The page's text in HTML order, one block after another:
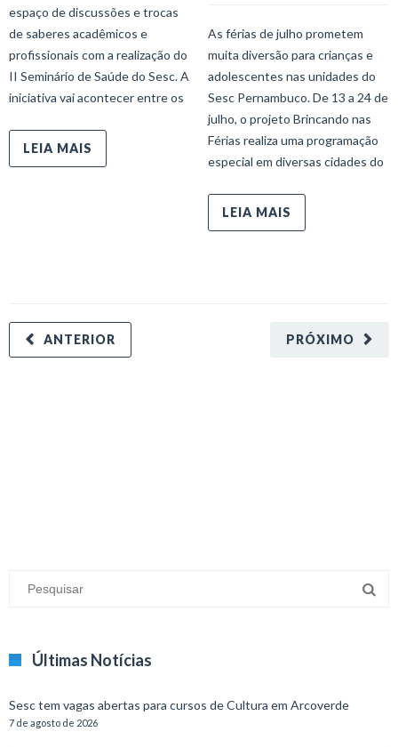
espaço de discussões e trocas
de saberes acadêmicos e
profissionais com a realização do
II Seminário de Saúde do Sesc. A
iniciativa vai acontecer entre os
LEIA MAIS
As férias de julho prometem
muita diversão para crianças e
adolescentes nas unidades do
Sesc Pernambuco. De 13 a 24 de
julho, o projeto Brincando nas
Férias realiza uma programação
especial em diversas cidades do
LEIA MAIS
PRÓXIMO
ANTERIOR
Últimas Notícias
Sesc tem vagas abertas para cursos de Cultura em Arcoverde
7 de agosto de 2026